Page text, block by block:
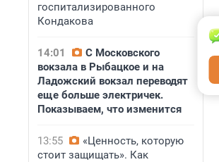
госпитализированного
Кондакова
14:01
С Московского
вокзала в Рыбацкое и на
Ладожский вокзал переводят
еще больше электричек.
Показываем, что изменится
13:55
«Ценность, которую
стоит защищать». Как